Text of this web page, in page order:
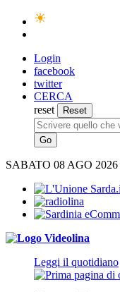
Login
facebook
twitter
CERCA
reset
SABATO 08 AGO 2026
Leggi il quotidiano